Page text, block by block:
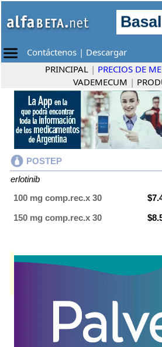
Contáctenos | Descargar
PRINCIPAL | PRECIOS DE
VADEMECUM |
POSTEP
erlotinib
100 mg comp.rec.x 30
150 mg comp.rec.x 30
POSTEPcontiene
Bioprofarma Bagóy cuenta
Otros productos con
erlotinib
Otros productos de Bioprofarma